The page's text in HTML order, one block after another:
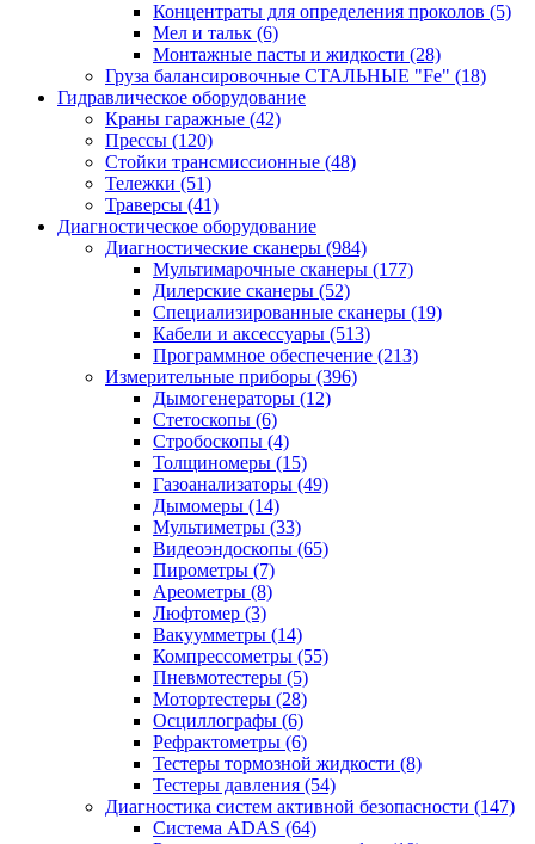
Концентраты для определения проколов (5)
Мел и тальк (6)
Монтажные пасты и жидкости (28)
Груза балансировочные СТАЛЬНЫЕ "Fe" (18)
Гидравлическое оборудование
Краны гаражные (42)
Прессы (120)
Стойки трансмиссионные (48)
Тележки (51)
Траверсы (41)
Диагностическое оборудование
Диагностические сканеры (984)
Мультимарочные сканеры (177)
Дилерские сканеры (52)
Специализированные сканеры (19)
Кабели и аксессуары (513)
Программное обеспечение (213)
Измерительные приборы (396)
Дымогенераторы (12)
Стетоскопы (6)
Стробоскопы (4)
Толщиномеры (15)
Газоанализаторы (49)
Дымомеры (14)
Мультиметры (33)
Видеоэндоскопы (65)
Пирометры (7)
Ареометры (8)
Люфтомер (3)
Вакуумметры (14)
Компрессометры (55)
Пневмотестеры (5)
Мотортестеры (28)
Осциллографы (6)
Рефрактометры (6)
Тестеры тормозной жидкости (8)
Тестеры давления (54)
Диагностика систем активной безопасности (147)
Система ADAS (64)